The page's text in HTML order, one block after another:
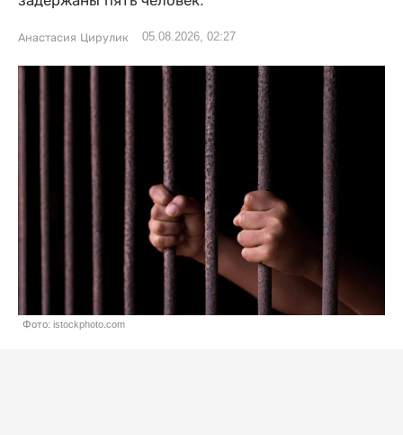
Анастасия Цирулик 05.08.2026, 02:27
Фото: istockphoto.com